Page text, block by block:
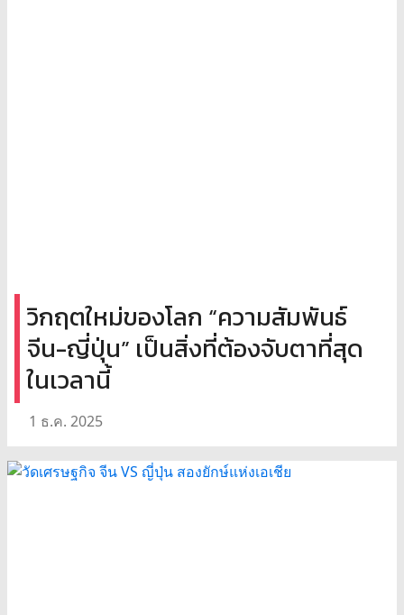
วิกฤตใหม่ของโลก “ความสัมพันธ์
จีน-ญี่ปุ่น” เป็นสิ่งที่ต้องจับตาที่สุด
ในเวลานี้
1 ธ.ค. 2025